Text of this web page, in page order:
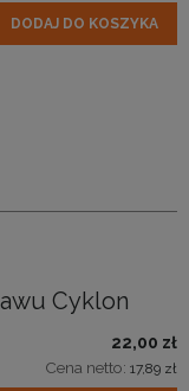
DODAJ DO KOSZYKA
Cyklon
22,00 zł
Cena netto: 17,89 zł